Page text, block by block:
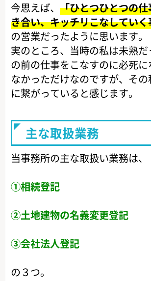
今思えば、「ひとつひとつの
き合い、キッチリこなしていく
の営業だったように思います。
実のところ、当時の私は未熟だ
の前の仕事をこなすのに必死
なかっただけなのですが、そ
に繋がっていると感じます。
主な取扱業務
当事務所の主な取扱い業務は、
①相続登記
②土地建物の名義変更登記
③会社法人登記
の３つ。